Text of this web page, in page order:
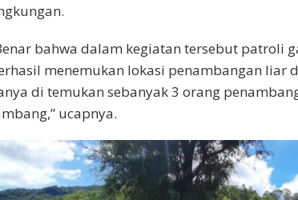
bahwa dalam kegiatan tersebut patroli
menemukan lokasi penambangan liar
di temukan sebanyak 3 orang
ucapnya.